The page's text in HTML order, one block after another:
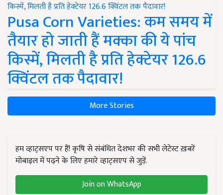
Pusa Corn Varieties: कम समय में
तैयार हो जाती हैं मक्का की ये पांच
किस्में, मिलती है प्रति हेक्टेयर 126.6
क्विंटल तक पैदावार!
More Stories
हम व्हाट्सएप पर हैं! कृषि से संबंधित देशभर की सभी लेटेस्ट ख़बरें
मोबाइल में पढ़ने के लिए हमारे व्हाट्सएप से जुड़ें.
Join on WhatsApp